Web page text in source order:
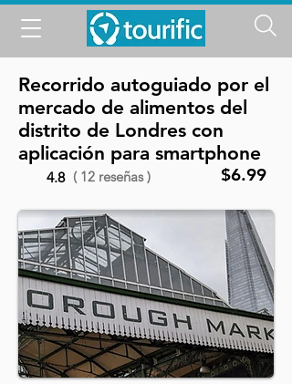
Recorrido autoguiado por el
mercado de alimentos del
distrito de Londres con
aplicación para smartphone
4.8 ( 12 reseñas ) $6.99